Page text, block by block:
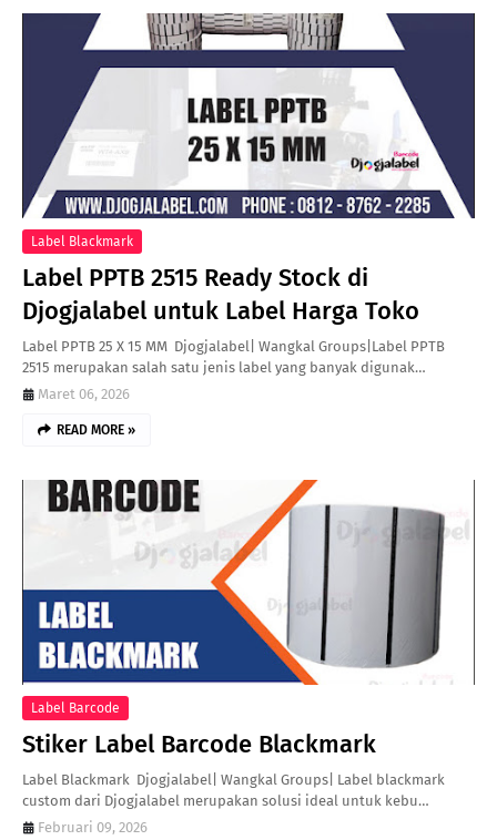
Label Blackmark
Label PPTB 2515 Ready Stock di
Djogjalabel untuk Label Harga Toko
Label PPTB 25 X 15 MM Djogjalabel| Wangkal Groups|Label PPTB
2515 merupakan salah satu jenis label yang banyak digunak…
Maret 06, 2026
READ MORE »
Label Barcode
Stiker Label Barcode Blackmark
Label Blackmark Djogjalabel| Wangkal Groups| Label blackmark
custom dari Djogjalabel merupakan solusi ideal untuk kebu…
Februari 09, 2026